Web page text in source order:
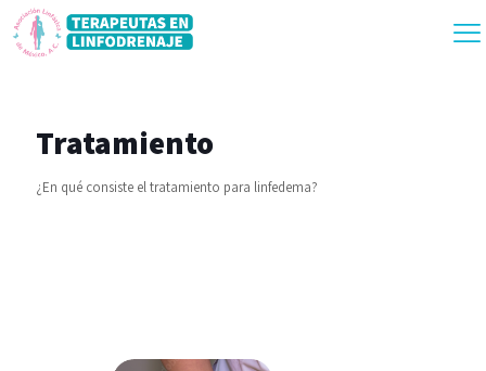
Tratamiento
¿En qué consiste el tratamiento para linfedema?